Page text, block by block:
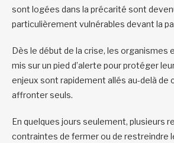
sont logées dans la précarité sont
particulièrement vulnérables devant la
Dès le début de la crise, les organismes
mis sur un pied d’alerte pour protéger
enjeux sont rapidement allés au-delà de
affronter seuls.
En quelques jours seulement, plusieurs
contraintes de fermer ou de restreindre